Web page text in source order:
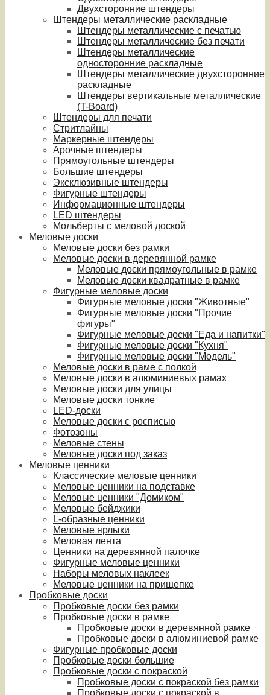
Двухсторонние штендеры
Штендеры металлические раскладные
Штендеры металлические с печатью
Штендеры металлические без печати
Штендеры металлические
односторонние раскладные
Штендеры металлические двухсторонние
раскладные
Штендеры вертикальные металлические
(T-Board)
Штендеры для печати
Стритлайны
Маркерные штендеры
Арочные штендеры
Прямоугольные штендеры
Большие штендеры
Эксклюзивные штендеры
Фигурные штендеры
Информационные штендеры
LED штендеры
Мольберты с меловой доской
Меловые доски
Меловые доски без рамки
Меловые доски в деревянной рамке
Меловые доски прямоугольные в рамке
Меловые доски квадратные в рамке
Фигурные меловые доски
Фигурные меловые доски "Животные"
Фигурные меловые доски "Прочие
фигуры"
Фигурные меловые доски "Еда и напитки"
Фигурные меловые доски "Кухня"
Фигурные меловые доски "Модель"
Меловые доски в раме с полкой
Меловые доски в алюминиевых рамах
Меловые доски для улицы
Меловые доски тонкие
LED-доски
Меловые доски с росписью
Фотозоны
Меловые стены
Меловые доски под заказ
Меловые ценники
Классические меловые ценники
Меловые ценники на подставке
Меловые ценники "Домиком"
Меловые бейджики
L-образные ценники
Меловые ярлыки
Меловая лента
Ценники на деревянной палочке
Фигурные меловые ценники
Наборы меловых наклеек
Меловые ценники на прищепке
Пробковые доски
Пробковые доски без рамки
Пробковые доски в рамке
Пробковые доски в деревянной рамке
Пробковые доски в алюминиевой рамке
Фигурные пробковые доски
Пробковые доски большие
Пробковые доски с покраской
Пробковые доски с покраской без рамки
Пробковые доски с покраской в